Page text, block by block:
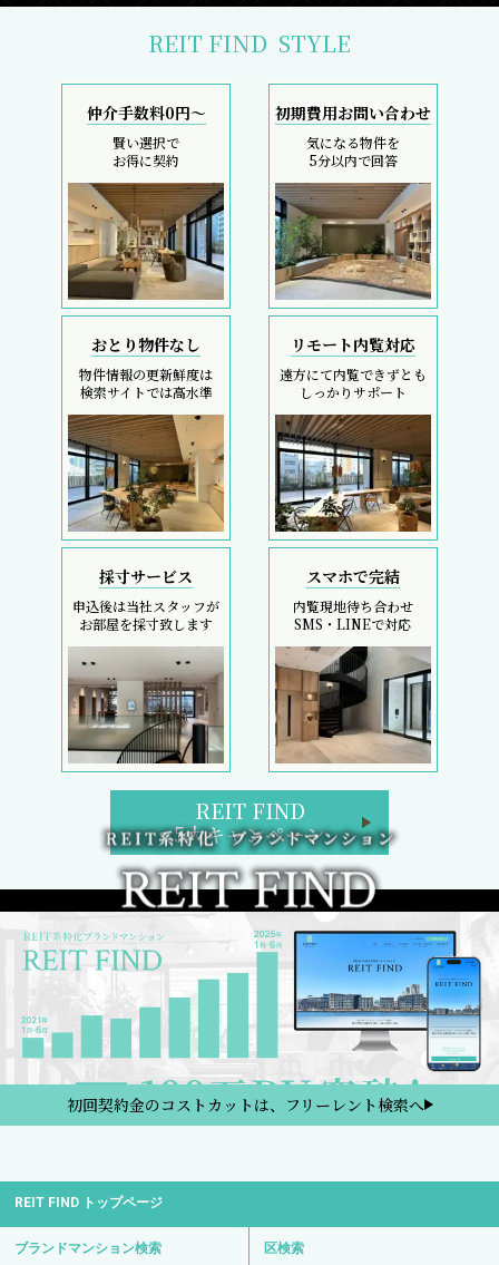
REIT FIND STYLE
仲介手数料0円～
賢い選択で
お得に契約
初期費用お問い合わせ
気になる物件を
5分以内で回答
おとり物件なし
物件情報の更新鮮度は
検索サイトでは高水準
リモート内覧対応
遠方にて内覧できずとも
しっかりサポート
採寸サービス
申込後は当社スタッフが
お部屋を採寸致します
スマホで完結
内覧現地待ち合わせ
SMS・LINEで対応
REIT FIND
5大キャンペーン
初回契約金のコストカットは、フリーレント検索へ
REIT FIND トップページ
ブランドマンション検索 区検索